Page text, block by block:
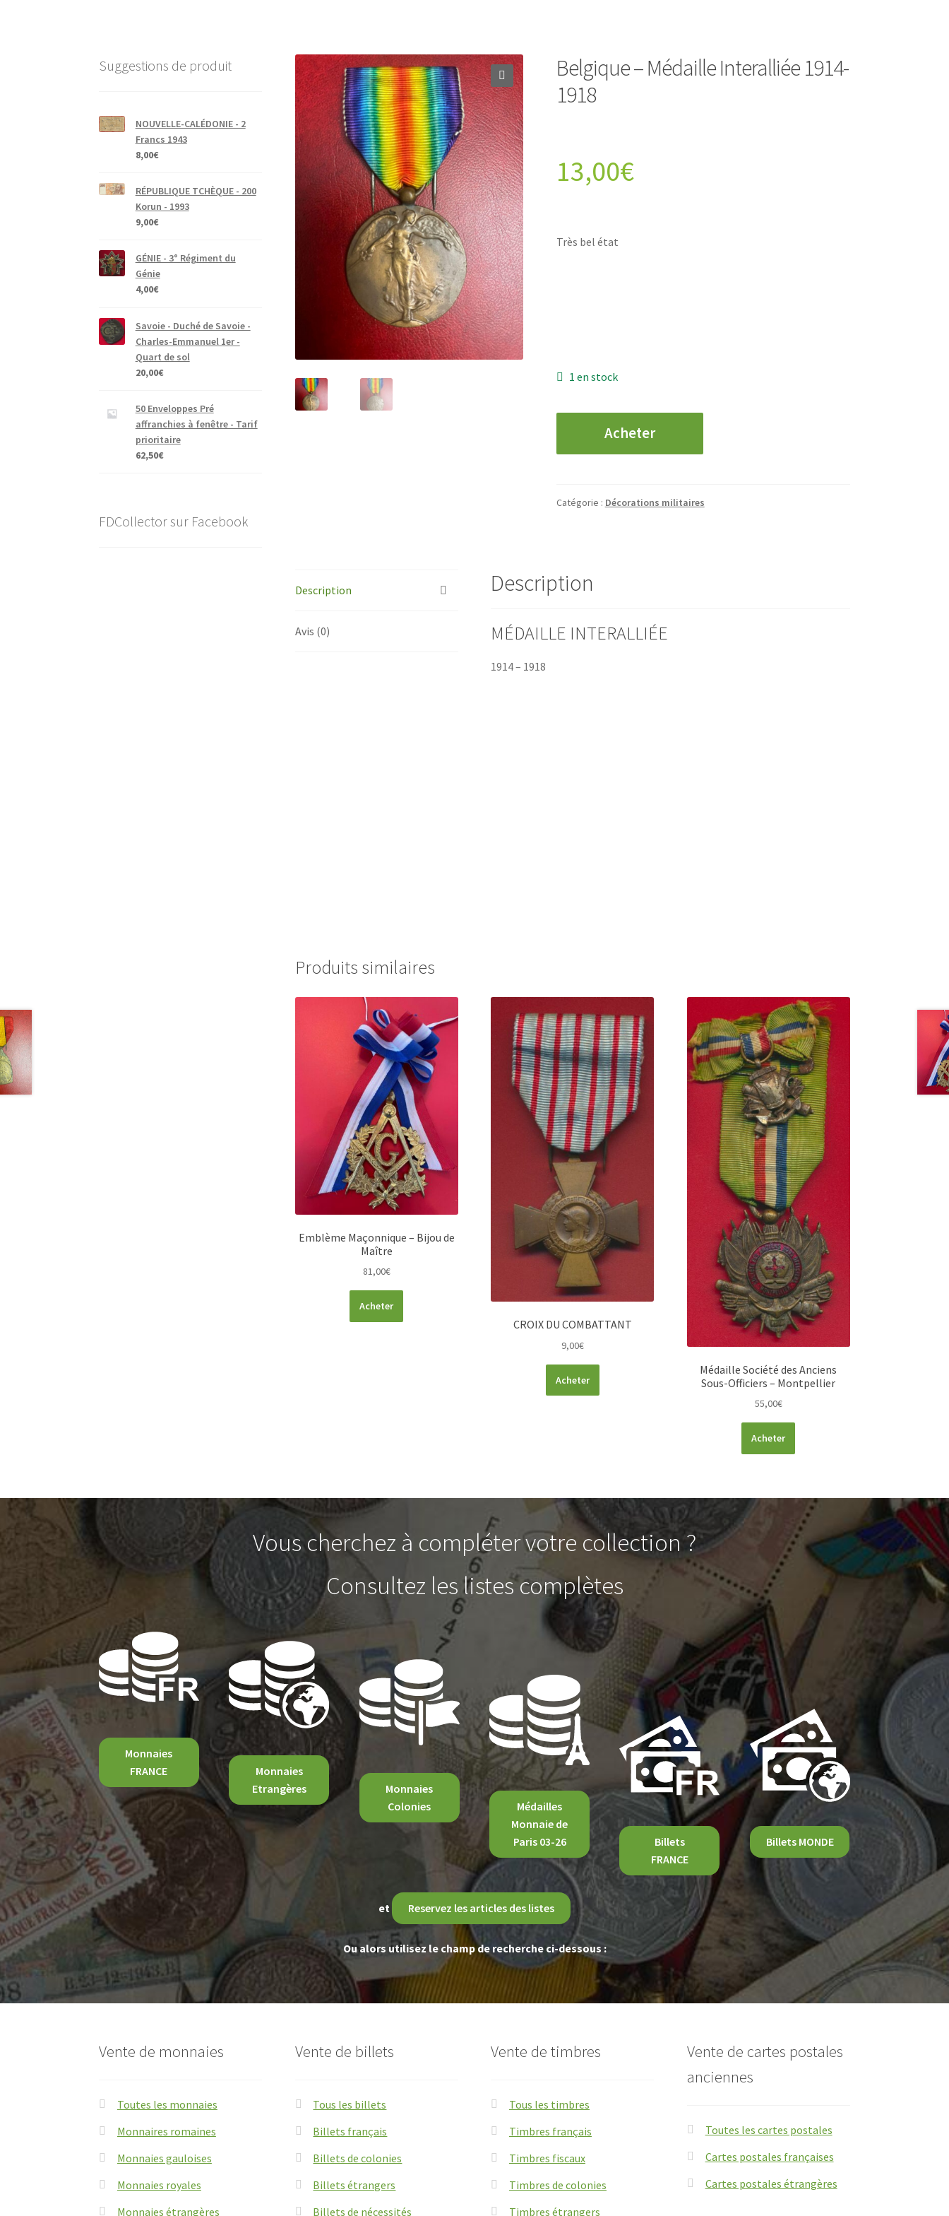
Belgique – Médaille Interalliée 1914-
1918
13,00€
Très bel état
1 en stock
Belgique
Interalliée
Acheter
Catégorie : Décorations militaires
Description
Avis (0)
Description
MÉDAILLE INTERALLIÉE
1914 – 1918
Produits similaires
Emblème Maçonnique – Bijou de
Maître
81,00€
Acheter
CROIX DU COMBATTANT
9,00€
Acheter
Médaille Société des Anciens
Sous-Officiers – Montpellier
55,00€
Acheter
Suggestions de produit
NOUVELLE-CALÉDONIE - 2
Francs 1943
8,00€
RÉPUBLIQUE TCHÈQUE - 200
Korun - 1993
9,00€
GÉNIE - 3° Régiment du
Génie
4,00€
Savoie - Duché de Savoie -
Charles-Emmanuel 1er -
Quart de sol
20,00€
50 Enveloppes Pré
affranchies à fenêtre - Tarif
prioritaire
62,50€
FDCollector sur Facebook
Vous cherchez à compléter votre collection ?
Consultez les listes complètes
Monnaies
FRANCE
Monnaies
Etrangères
Monnaies
Colonies
Médailles
Monnaie de
Paris 03-26
Billets
FRANCE
Billets MONDE
et Reservez les articles des listes
Ou alors utilisez le champ de recherche ci-dessous :
Vente de monnaies
Toutes les monnaies
Monnaires romaines
Monnaies gauloises
Monnaies royales
Monnaies étrangères
Vente de billets
Tous les billets
Billets français
Billets de colonies
Billets étrangers
Billets de nécessités
Vente de timbres
Tous les timbres
Timbres français
Timbres fiscaux
Timbres de colonies
Timbres étrangers
Vente de cartes postales
anciennes
Toutes les cartes postales
Cartes postales françaises
Cartes postales étrangères